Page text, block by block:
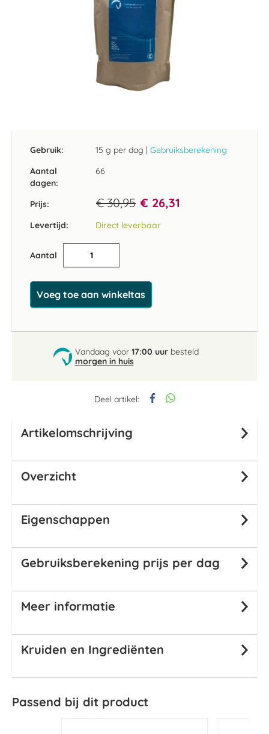
Deel artikel:
Gebruik: 15 g per dag | Gebruiksberekening
Aantal
dagen:
66
Prijs: € 30,95 € 26,31
Levertijd: Direct leverbaar
Aantal
Voeg toe aan winkeltas
Vandaag voor 17:00 uurbesteld
morgen in huis
begin
afbeeldingen-
gallerij
Artikelomschrijving
Overzicht
Eigenschappen
Gebruiksberekening prijs per dag
Meer informatie
Kruiden en Ingrediënten
Passend bij dit product